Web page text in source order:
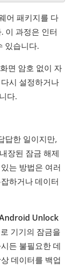
어 패키지를 다
이 과정은 인터
있습니다.
면 암호 없이 자
시 설정하거나
다.
답한 일이지만,
장된 잠금 해제
는 방법은 여러
하거나 데이터
Unlock
기기의 잠금을
든 불필요한 데
데이터를 백업